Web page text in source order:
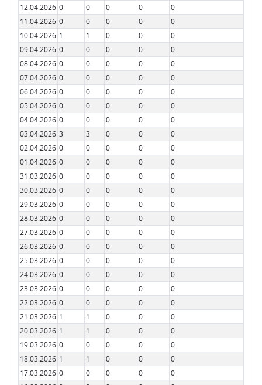
12.04.2026 0 0 0 0
0
11.04.2026 0 0 0 0
0
10.04.2026 1 1 0 0
0
09.04.2026 0 0 0 0
0
08.04.2026 0 0 0 0
0
07.04.2026 0 0 0 0
0
06.04.2026 0 0 0 0
0
05.04.2026 0 0 0 0
0
04.04.2026 0 0 0 0
0
03.04.2026 3 3 0 0
0
02.04.2026 0 0 0 0
0
01.04.2026 0 0 0 0
0
31.03.2026 0 0 0 0
0
30.03.2026 0 0 0 0
0
29.03.2026 0 0 0 0
0
28.03.2026 0 0 0 0
0
27.03.2026 0 0 0 0
0
26.03.2026 0 0 0 0
0
25.03.2026 0 0 0 0
0
24.03.2026 0 0 0 0
0
23.03.2026 0 0 0 0
0
22.03.2026 0 0 0 0
0
21.03.2026 1 1 0 0
0
20.03.2026 1 1 0 0
0
19.03.2026 0 0 0 0
0
18.03.2026 1 1 0 0
0
17.03.2026 0 0 0 0
0